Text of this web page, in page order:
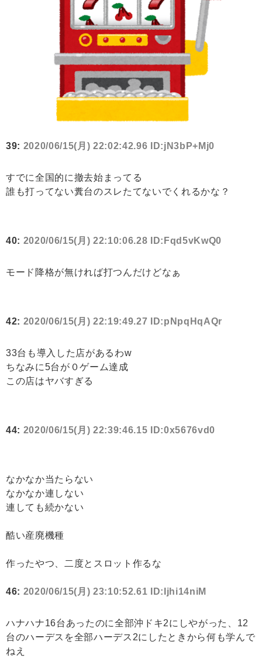
39: 2020/06/15(月) 22:02:42.96 ID:jN3bP+Mj0
すでに全国的に撤去始まってる
誰も打ってない糞台のスレたてないでくれるかな？
40: 2020/06/15(月) 22:10:06.28 ID:Fqd5vKwQ0
モード降格が無ければ打つんだけどなぁ
42: 2020/06/15(月) 22:19:49.27 ID:pNpqHqAQr
33台も導入した店があるわw
ちなみに5台が０ゲーム達成
この店はヤバすぎる
44: 2020/06/15(月) 22:39:46.15 ID:0x5676vd0
なかなか当たらない
なかなか連しない
連しても続かない
酷い産廃機種
作ったやつ、二度とスロット作るな
46: 2020/06/15(月) 23:10:52.61 ID:Ijhi14niM
ハナハナ16台あったのに全部沖ドキ2にしやがった、12
台のハーデスを全部ハーデス2にしたときから何も学んで
ねえ